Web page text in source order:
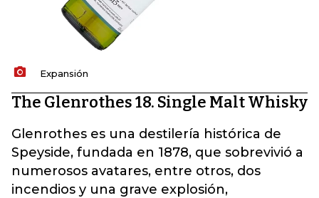
Expansión
The Glenrothes 18. Single Malt Whisky
Glenrothes es una destilería histórica de
Speyside, fundada en 1878, que sobrevivió a
numerosos avatares, entre otros, dos
incendios y una grave explosión,